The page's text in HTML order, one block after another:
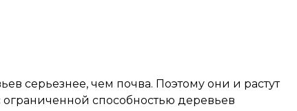
серьезнее, чем почва. Поэтому они и растут
ограниченной способностью деревьев